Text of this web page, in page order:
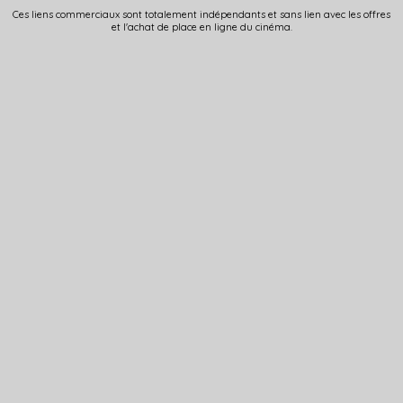
Ces liens commerciaux sont totalement indépendants et sans lien avec les offres
et l'achat de place en ligne du cinéma.